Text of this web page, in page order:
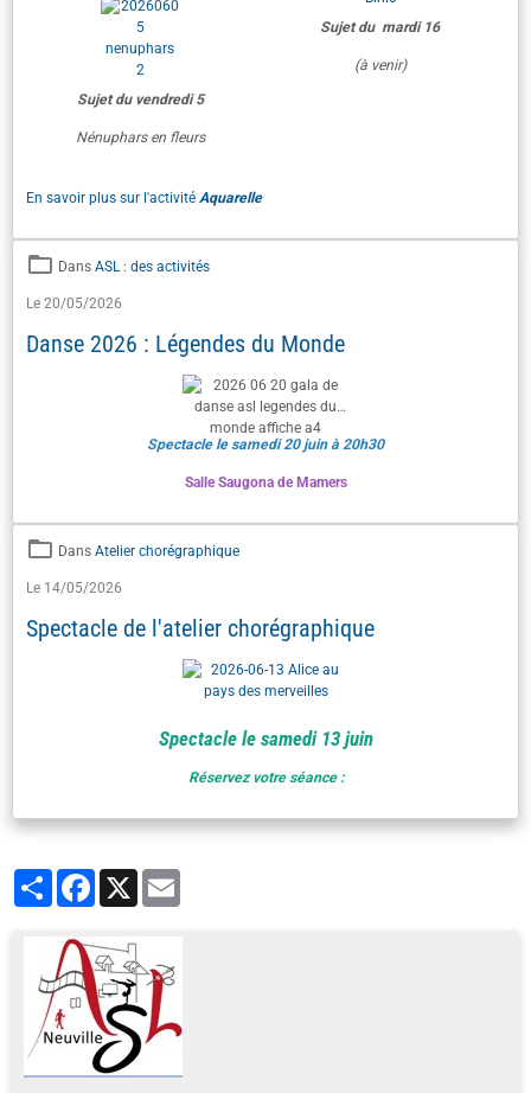
Sujet du vendredi 5
Nénuphars en fleurs
Sujet du mardi 16
(à venir)
En savoir plus sur l'activité Aquarelle
Dans ASL : des activités
Le 20/05/2026
Danse 2026 : Légendes du Monde
Spectacle le samedi 20 juin à 20h30
Salle Saugona de Mamers
Dans Atelier chorégraphique
Le 14/05/2026
Spectacle de l'atelier chorégraphique
Spectacle le samedi 13 juin
Réservez votre séance :
PartagerFacebook
X